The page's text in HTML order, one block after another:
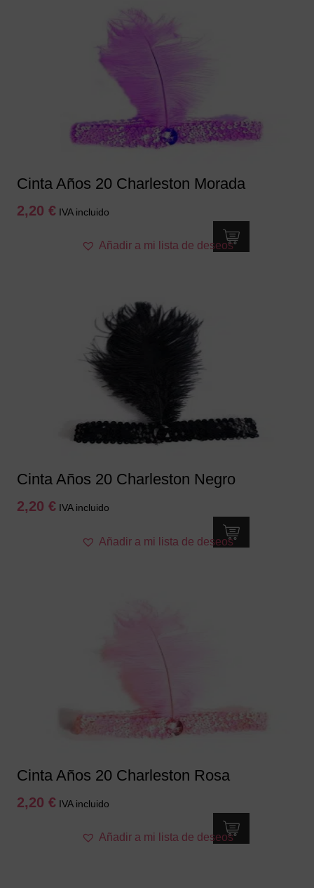
Cinta Años 20 Charleston Morada
2,20 € IVA incluido
Añadir a mi lista de deseos
Cinta Años 20 Charleston Negro
2,20 € IVA incluido
Añadir a mi lista de deseos
Cinta Años 20 Charleston Rosa
2,20 € IVA incluido
Añadir a mi lista de deseos